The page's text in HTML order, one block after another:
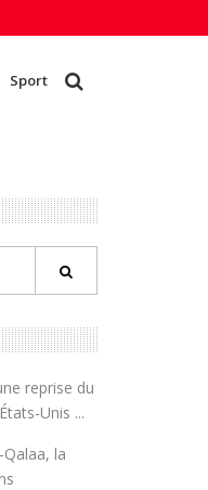
Sport
reprise du
Unis ...
la